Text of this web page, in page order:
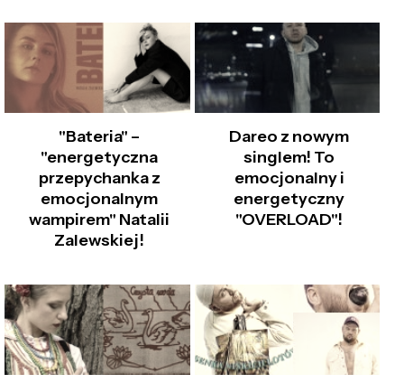
"Bateria" –
"energetyczna
przepychanka z
emocjonalnym
wampirem" Natalii
Zalewskiej!
Dareo z nowym
singlem! To
emocjonalny i
energetyczny
"OVERLOAD"!